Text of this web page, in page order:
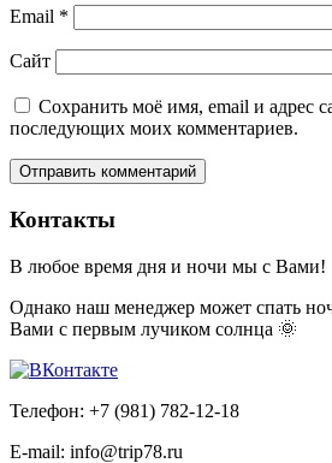
Email *
Сайт
Сохранить моё имя, email и адрес
последующих моих комментариев.
Контакты
В любое время дня и ночи мы с Вами!
Однако наш менеджер может спать
Вами с первым лучиком солнца 🌞
Телефон: +7 (981) 782-12-18
E-mail: info@trip78.ru